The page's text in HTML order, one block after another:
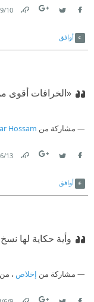
10‏/9‏/2023
أوافق
«الخرافات أقوى
مشاركة من Hossam
13‏/6‏/2023
أوافق
وأية حكاية لها
مشاركة من إخلاص ،